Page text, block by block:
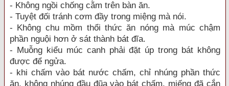
- Không ngồi chống cằm trên bàn ăn.
- Tuyệt đối tránh cơm đầy trong miệng mà nói.
- Không chu mồm thổi thức ăn nóng mà múc chậm
phần nguội hơn ở sát thành bát đĩa.
- Muỗng kiểu múc canh phải đặt úp trong bát không
được để ngửa.
- khi chấm vào bát nước chấm, chỉ nhúng phần thức
ăn, không nhúng đầu đũa vào bát chấm, miếng đã cắn